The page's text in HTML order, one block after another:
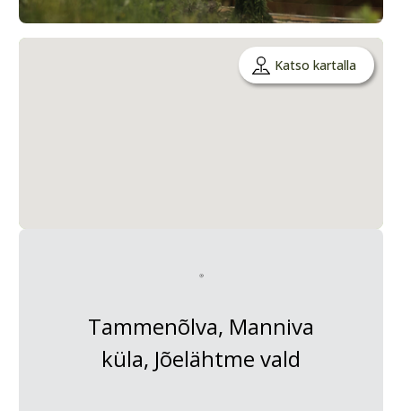
Katso kartalla
Tammenõlva, Manniva
küla, Jõelähtme vald